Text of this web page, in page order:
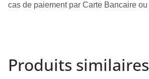
cas de paiement par Carte Bancaire
Produits similaires